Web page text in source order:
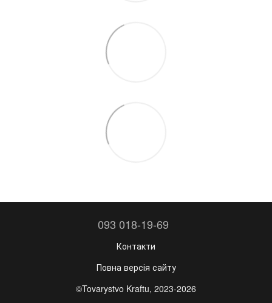
093 018-19-69
Контакти
Повна версія сайту
©Tovarystvo Kraftu, 2023-2026